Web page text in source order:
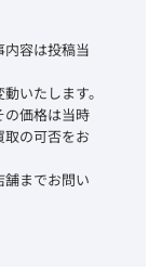
容は投稿当
いたします。
の価格は当時
の可否をお
までお問い